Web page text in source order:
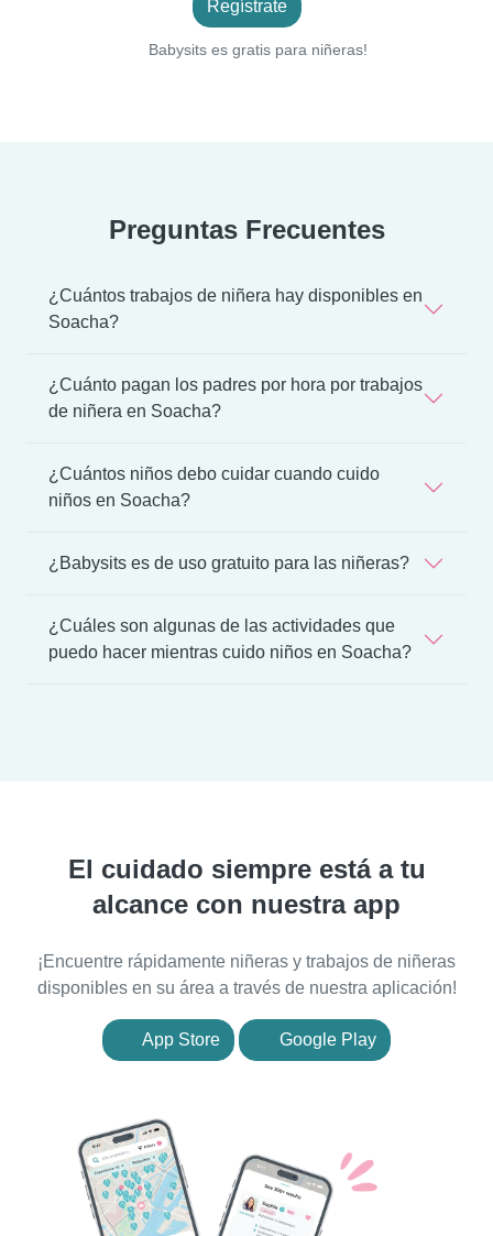
Regístrate
Babysits es gratis para niñeras!
Preguntas Frecuentes
¿Cuántos trabajos de niñera hay disponibles en
Soacha?
¿Cuánto pagan los padres por hora por trabajos
de niñera en Soacha?
¿Cuántos niños debo cuidar cuando cuido
niños en Soacha?
¿Babysits es de uso gratuito para las niñeras?
¿Cuáles son algunas de las actividades que
puedo hacer mientras cuido niños en Soacha?
El cuidado siempre está a tu
alcance con nuestra app
¡Encuentre rápidamente niñeras y trabajos de niñeras
disponibles en su área a través de nuestra aplicación!
App Store Google Play